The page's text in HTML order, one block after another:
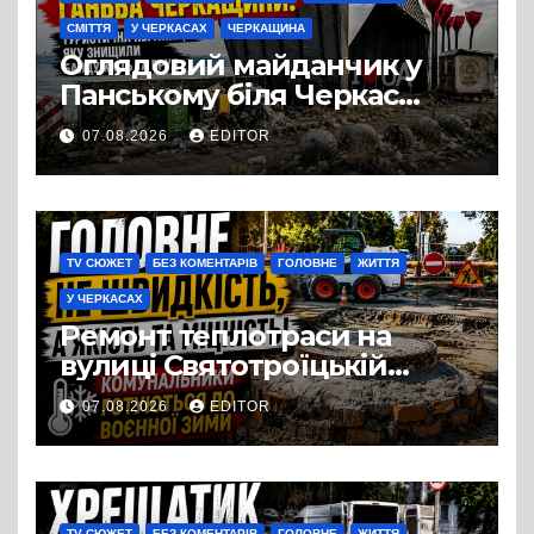
СМІТТЯ У ЧЕРКАСАХ ЧЕРКАЩИНА
Оглядовий майданчик у
Панському біля Черкас
перетворився на занедбане
сміттєзвалище
07.08.2026 EDITOR
TV СЮЖЕТ БЕЗ КОМЕНТАРІВ ГОЛОВНЕ ЖИТТЯ
У ЧЕРКАСАХ
Ремонт теплотраси на
вулиці Святотроїцькій
затягнувся порівняно із
запланованими термінами.
Вулицю досі не відкрили
для руху
07.08.2026 EDITOR